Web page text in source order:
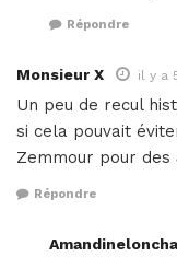
Répondre
Monsieur X il y a
Un peu de recul
si cela pouvait
Zemmour pour des
Répondre